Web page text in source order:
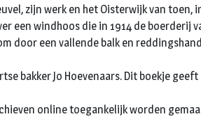
zijn werk en het Oisterwijk van
windhoos die in 1914 de boerderij
door een vallende balk en
bakker Jo Hoevenaars. Dit boekje
online toegankelijk worden